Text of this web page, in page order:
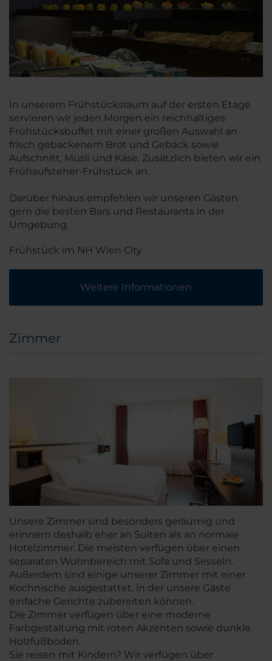
In unserem Frühstücksraum auf der ersten Etage
servieren wir jeden Morgen ein reichhaltiges
Frühstücksbuffet mit einer großen Auswahl an
frisch gebackenem Brot und Gebäck sowie
Aufschnitt, Müsli und Käse. Zusätzlich bieten wir ein
Frühaufsteher-Frühstück an.
Darüber hinaus empfehlen wir unseren Gästen
gern die besten Bars und Restaurants in der
Umgebung.
Frühstück im NH Wien City
Weitere Informationen
Zimmer
Unsere Zimmer sind besonders geräumig und
erinnern deshalb eher an Suiten als an normale
Hotelzimmer. Die meisten verfügen über einen
separaten Wohnbereich mit Sofa und Sesseln.
Außerdem sind einige unserer Zimmer mit einer
Kochnische ausgestattet, in der unsere Gäste
einfache Gerichte zubereiten können.
Die Zimmer verfügen über eine moderne
Farbgestaltung mit roten Akzenten sowie dunkle
Holzfußböden.
Sie reisen mit Kindern? Wir verfügen über